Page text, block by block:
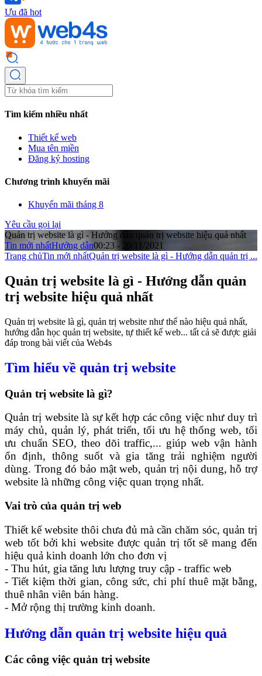
Ưu đã hot
Tìm kiếm nhiều nhất
Thiết kế web
Mua tên miền
Đăng ký hosting
Chương trình khuyến mãi
Khuyến mãi tháng 8
Yêu cầu gọi lại
Quản trị website là gì - Hướng dẫn quản trị website hiệu quả nhất
Tin mới nhấtHướng dẫn00:23 - 20/11/2021
Trang chủTin mới nhấtQuản trị website là gì - Hướng dẫn quản trị ...
Quản trị website là gì - Hướng dẫn quản
trị website hiệu quả nhất
Quản trị website là gì, quản trị website như thế nào hiệu quả nhất,
hướng dẫn học quản trị website, tự thiết kế web... tất cả sẽ được giải
đáp trong bài viết của Web4s
Tìm hiểu về quản trị website
Quản trị website là gì?
Quản trị website là sự kết hợp các công việc như duy trì
máy chủ, quản lý, phát triển, tối ưu hệ thống web, tối
ưu chuẩn SEO, theo dõi traffic,... giúp web vận hành
ổn định, thông suốt và gia tăng trải nghiệm người
dùng. Trong đó bảo mật web, quản trị nội dung, hỗ trợ
website là những công việc quan trọng nhất.
Vai trò của quản trị web
Thiết kế website thôi chưa đủ mà cần chăm sóc, quản trị
web tốt bởi khi website được quản trị tốt sẽ mang đến
hiệu quả kinh doanh lớn cho đơn vị
- Thu hút, gia tăng lưu lượng truy cập - traffic web
- Tiết kiệm thời gian, công sức, chi phí thuê mặt bằng,
thuê nhân viên bán hàng.
- Mở rộng thị trường kinh doanh.
Hướng dẫn quản trị website hiệu quả
Các công việc quản trị website